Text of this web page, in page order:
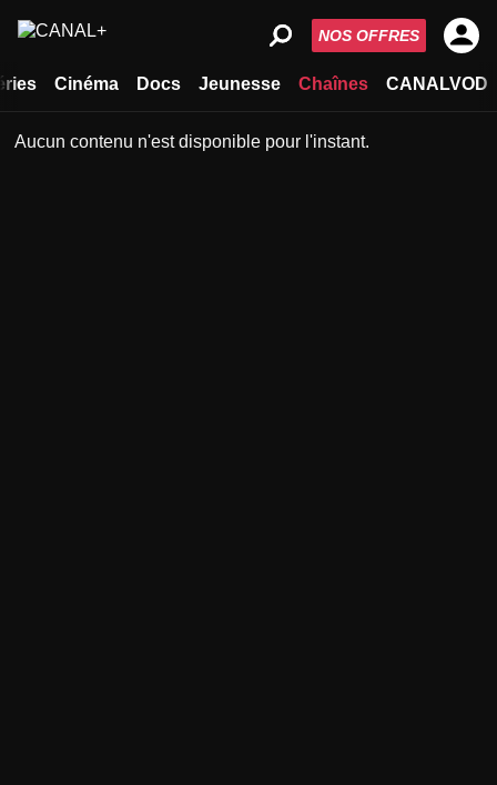
Cinéma Docs Jeunesse Chaînes CANALVOD
NOS OFFRES
Aucun contenu n'est disponible pour l'instant.